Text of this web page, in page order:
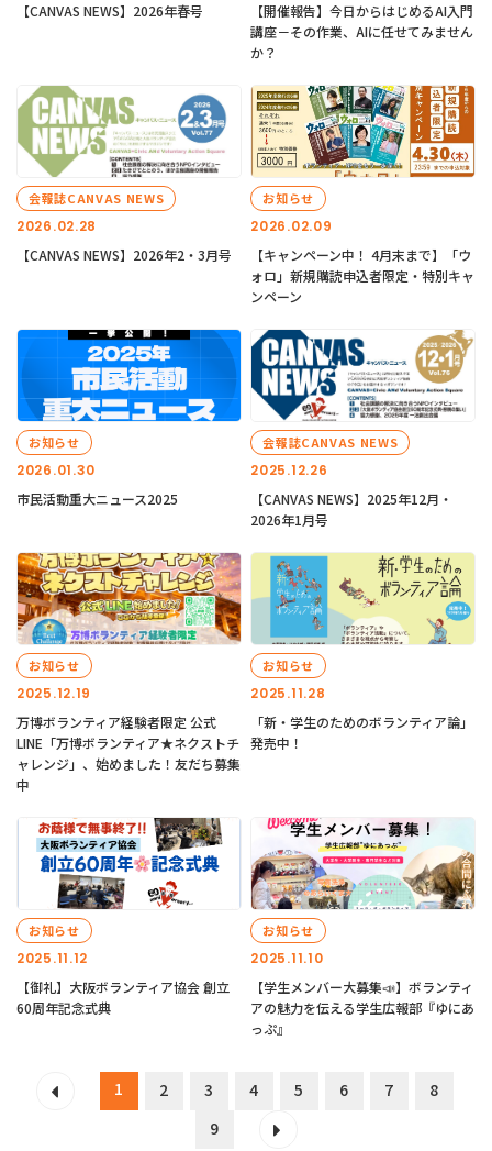
【CANVAS NEWS】2026年春号
【開催報告】今日からはじめるAI入門
講座－その作業、AIに任せてみません
か？
2026.02.28
会報誌CANVAS NEWS
【CANVAS NEWS】2026年2・3月号
2026.02.09
お知らせ
【キャンペーン中！ 4月末まで】「ウ
ォロ」新規購読申込者限定・特別キャ
ンペーン
2026.01.30
お知らせ
市民活動重大ニュース2025
2025.12.26
会報誌CANVAS NEWS
【CANVAS NEWS】2025年12月・
2026年1月号
2025.12.19
お知らせ
万博ボランティア経験者限定 公式
LINE「万博ボランティア★ネクストチ
ャレンジ」、始めました！友だち募集
中
2025.11.28
お知らせ
「新・学生のためのボランティア論」
発売中！
2025.11.12
お知らせ
【御礼】大阪ボランティア協会 創立
60周年記念式典
2025.11.10
お知らせ
【学生メンバー大募集📣】ボランティ
アの魅力を伝える学生広報部『ゆにあ
っぷ』
1 2 3 4 5 6 7
8
9